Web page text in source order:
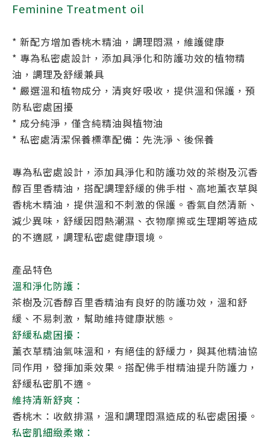
Feminine Treatment oil
* 新配方增加香桃木精油，調理悶濕，維護健康
* 專為私密處設計，添加具淨化和防護功效的植物精
油，調理及舒緩兼具
* 嚴選溫和植物成分，清爽好吸收，提供溫和保護，預
防私密處困擾
* 成分純淨，僅含純精油與植物油
* 私密處清潔保養標準配備：先洗淨、後保養
專為私密處設計，添加具淨化和防護功效的茶樹及沉香
醇百里香精油，搭配調理舒緩的佛手柑、高地薰衣草與
香桃木精油，提供溫和不刺激的保護。香氣自然清新、
減少異味，舒緩因悶熱潮濕、衣物摩擦或生理期等造成
的不適感，調理私密處健康環境。
產品特色
溫和淨化防護：
茶樹及沉香醇百里香精油有良好的防護功效，溫和舒
緩、不易刺激，幫助維持健康狀態。
舒緩私處困擾：
薰衣草精油氣味溫和，有絕佳的舒緩力，與其他精油協
同作用，發揮加乘效果。搭配佛手柑精油提升防護力，
舒緩私密肌不適。
維持清新舒爽：
香桃木：收斂排濕，溫和調理悶濕造成的私密處困擾。
私密肌細緻柔嫩：